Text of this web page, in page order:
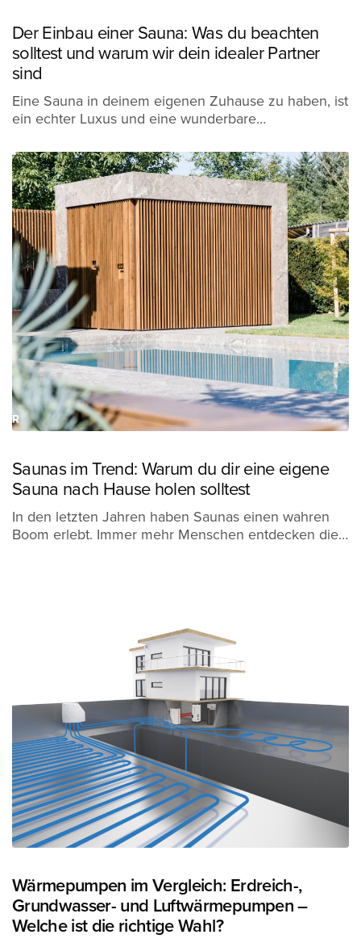
Der Einbau einer Sauna: Was du beachten
solltest und warum wir dein idealer Partner
sind
Eine Sauna in deinem eigenen Zuhause zu haben, ist
ein echter Luxus und eine wunderbare…
Saunas im Trend: Warum du dir eine eigene
Sauna nach Hause holen solltest
In den letzten Jahren haben Saunas einen wahren
Boom erlebt. Immer mehr Menschen entdecken die…
Wärmepumpen im Vergleich: Erdreich-,
Grundwasser- und Luftwärmepumpen –
Welche ist die richtige Wahl?